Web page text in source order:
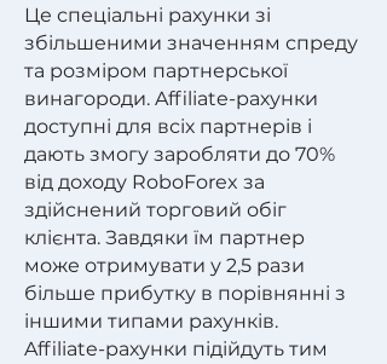
Це спеціальні рахунки зі
збільшеними значенням спреду
та розміром партнерської
винагороди. Affiliate-рахунки
доступні для всіх партнерів і
дають змогу заробляти до 70%
від доходу RoboForex за
здійснений торговий обіг
клієнта. Завдяки їм партнер
може отримувати у 2,5 рази
більше прибутку в порівнянні з
іншими типами рахунків.
Affiliate-рахунки підійдуть тим